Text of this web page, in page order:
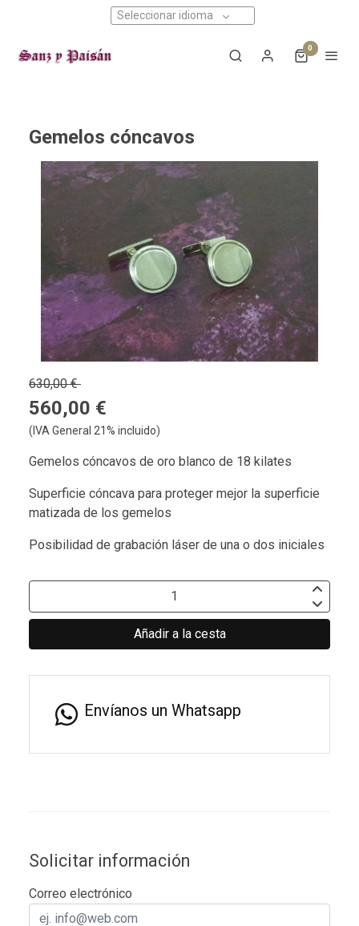
Seleccionar idioma
0
Gemelos cóncavos
630,00 €
560,00 €
(IVA General 21% incluido)
Gemelos cóncavos de oro blanco de 18 kilates
Superficie cóncava para proteger mejor la superficie
matizada de los gemelos
Posibilidad de grabación láser de una o dos iniciales
Añadir a la cesta
Envíanos un Whatsapp
Solicitar información
Correo electrónico